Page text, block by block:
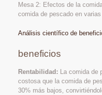
Mesa 2: Efectos de la
comida de pescado en
Análisis científico de
beneficios
Rentabilidad: La comida de
costosa que la comida de
30% más bajos,